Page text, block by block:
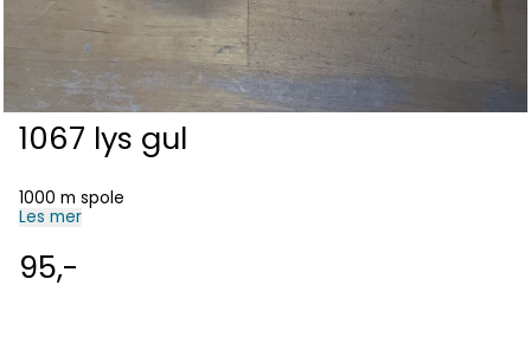
1067 lys gul
1000 m spole
Les mer
95,-